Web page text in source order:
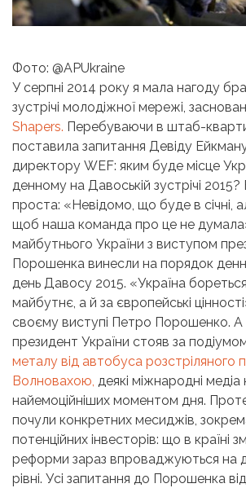
Фото: ‏@APUkraine
У серпні 2014 року я мала нагоду
зустрічі молодіжної мережі,
Shapers. Перебуваючи в штаб-
поставила запитання Девіду
директору WEF: яким буде місце
денному на Давоській зустрічі 2015?
проста: «Невідомо, що буде в січні,
щоб наша команда про це не
майбутнього України з виступом
Порошенка винесли на порядок
день Давосу 2015. «Україна
майбутнє, а й за європейські
своєму виступі Петро Порошенко.
президент України стояв за
металу від автобуса розстріляного
Волновахою, деякі міжнародні медіа
найемоційніших моментом дня.
почули конкретних месиджів,
потенційних інвесторів: що в країні
реформи зараз впроваджуються на
рівні. Усі запитання до Порошенка